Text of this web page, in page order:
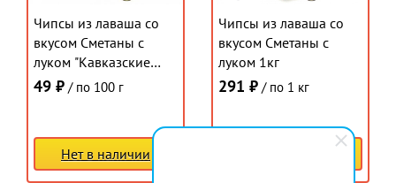
Чипсы из лаваша со
вкусом Сметаны с
луком "Кавказские
застолья" контейнер
49 ₽ / по 100 г
Нет в наличии
Чипсы из лаваша со
вкусом Сметаны с
луком 1кг
291 ₽ / по 1 кг